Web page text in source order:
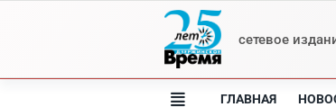
сетевое
ГЛАВНАЯ